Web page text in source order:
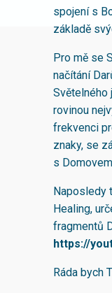
spojení s
základě
Pro mě se
načítání
Světelného
rovinou
frekvenci
znaky, se
s
Naposledy
Healing,
fragmentů
https://
Ráda bych